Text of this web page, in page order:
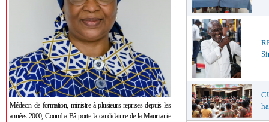
Médecin de formation, ministre à plusieurs reprises depuis les
années 2000, Coumba Bâ porte la candidature de la Mauritanie